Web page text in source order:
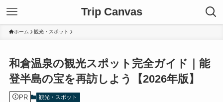
Trip Canvas
ホーム 観光・スポット
和倉温泉の観光スポット完全ガイド｜能
登半島の宝を再訪しよう【2026年版】
PR 観光・スポット